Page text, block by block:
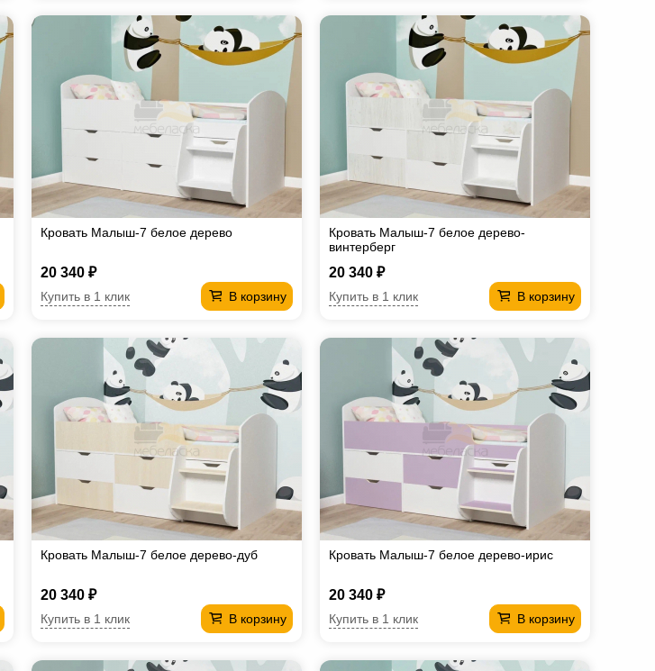
Кровать Малыш-7 белое дерево
20 340 ₽
В корзину
Купить в 1 клик
Кровать Малыш-7 белое дерево-
винтерберг
20 340 ₽
В корзину
Купить в 1 клик
Кровать Малыш-7 белое дерево-дуб
20 340 ₽
В корзину
Купить в 1 клик
Кровать Малыш-7 белое дерево-ирис
20 340 ₽
В корзину
Купить в 1 клик